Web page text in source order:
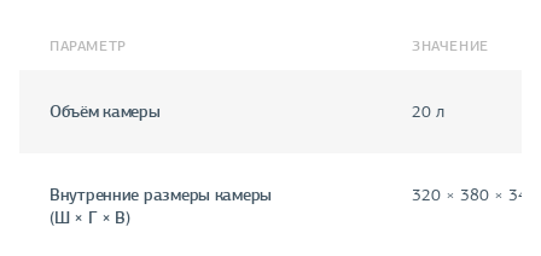
ПАРАМЕТР ЗНАЧЕНИЕ
Объём камеры 20 л
Внутренние размеры камеры
(Ш × Г × В)
320 × 380 ×